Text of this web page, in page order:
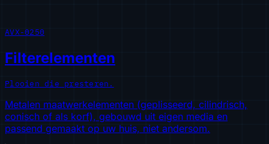
AVX-0250
Filterelementen
Plooien die presteren.
Metalen maatwerkelementen (geplisseerd, cilindrisch,
conisch of als korf), gebouwd uit eigen media en
passend gemaakt op uw huis, niet andersom.